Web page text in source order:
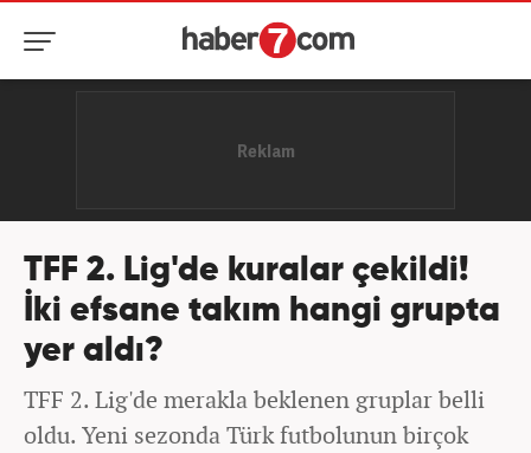
TFF 2. Lig'de kuralar çekildi!
İki efsane takım hangi grupta
yer aldı?
TFF 2. Lig'de merakla beklenen gruplar belli
oldu. Yeni sezonda Türk futbolunun birçok